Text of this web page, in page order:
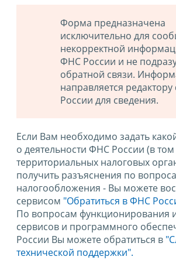
Форма предназначена
исключительно для
некорректной
ФНС России и не
обратной связи.
направляется
России для сведения.
Если Вам необходимо задать
о деятельности ФНС России (в
территориальных налоговых
получить разъяснения по
налогообложения - Вы можете
сервисом "Обратиться в ФНС
По вопросам функционирования
сервисов и программного
России Вы можете обратиться в
технической поддержки".